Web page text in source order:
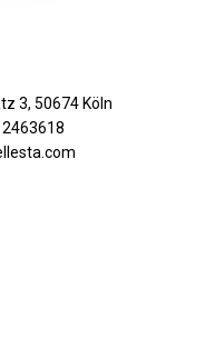
3, 50674 Köln